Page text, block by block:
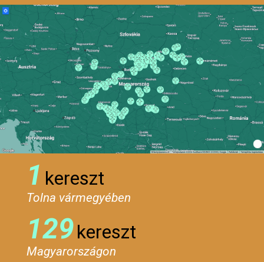
1 kereszt
Tolna vármegyében
129kereszt
Magyarországon